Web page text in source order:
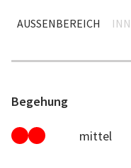
AUSSENBEREICH
Begehung
mittel